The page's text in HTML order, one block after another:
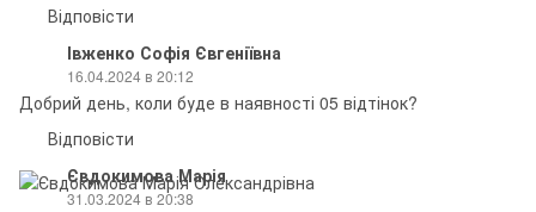
Відповісти
Івженко Софія Євгеніївна
16.04.2024 в 20:12
Добрий день, коли буде в наявності 05 відтінок?
Відповісти
Євдокимова Марія
31.03.2024 в 20:38